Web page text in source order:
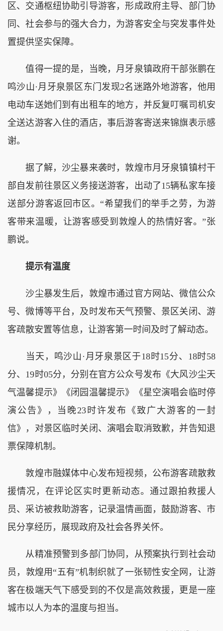
区、交通枢纽协助引导游客，形成政府主导、部门协
同、社会参与的强大合力，为游客安全与突发事件处
置提供坚实保障。
值得一提的是，当晚，月牙泉镇政府干部张鹏在
鸣沙山·月牙泉景区东门发现2名迷路外地游客，他用
电动车送她们到有出租车的地方，并反复叮嘱司机安
全送达游客入住的酒店，事后游客寄送来锦旗表示感
谢。
据了解，沙尘暴来袭时，敦煌市月牙泉镇镇村干
部自发前往景区义务接送游客，出动了15辆私家车接
送部分游客返回市区。“希望我们的举手之劳，为游
客带来温暖，让游客感受到敦煌人的热情好客。”张
鹏说。
提示有温度
沙尘暴发生后，敦煌市通过官方网站、微信公众
号、微博等平台，及时发布天气预警、景区关闭、游
客疏散安置等信息，让游客第一时间及时了解动态。
当天，鸣沙山·月牙泉景区于18时15分、18时58
分、19时05分，分别在官方公众号发布《大风沙尘天
气温馨提示》《闭园温馨提示》《星空演唱会临时停
演公告》，当晚23时许发布《致广大游客的一封
信》，对景区临时关闭、演唱会取消致歉，并告知退
票保障机制。
敦煌市融媒体中心发布短视频，公布游客疏散救
援情况，在评论区实时更新动态。通过跟拍救援人
员、采访被救助游客，记录温情画面，鼓励游客、市
民分享经历，展现政府及社会各界关怀。
从精准预警到多部门协同，从预案执行到社会动
员，敦煌用“五有”机制织就了一张韧性安全网，让游
客在极端天气下感受到的不仅是高效救援，更是一座
城市以人为本的温度与担当。